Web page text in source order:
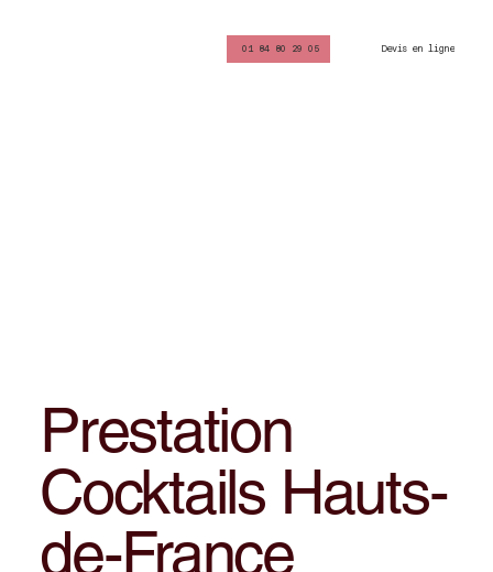
01 84 80 29 05 Devis en ligne
Prestation
Cocktails Hauts-
de-France